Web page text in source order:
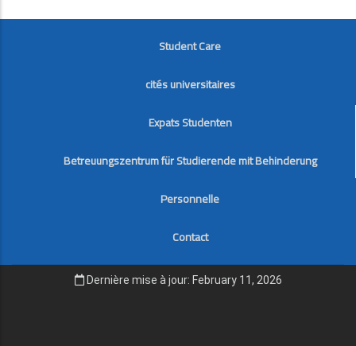
FOOTER
Student Care
cités universitaires
Expats Studenten
Betreuungszentrum für Studierende mit Behinderung
Personnelle
Contact
Dernière mise à jour: February 11, 2026